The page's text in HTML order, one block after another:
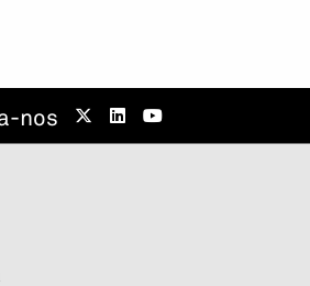
nos